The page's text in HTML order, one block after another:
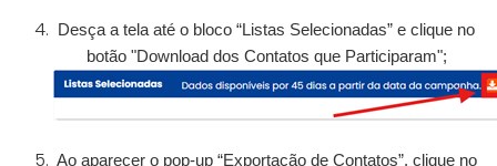
Desça a tela até o bloco “Listas Selecionadas” e clique no
botão "Download dos Contatos que Participaram";
Ao aparecer o pop-up “Exportação de Contatos”, clique no